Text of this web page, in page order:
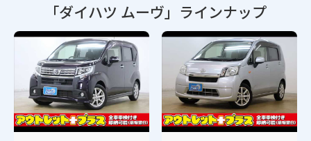
「ダイハツ ムーヴ」 ラインナップ